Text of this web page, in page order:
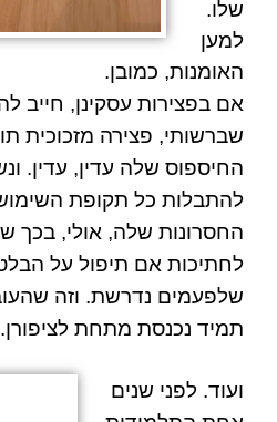
שלו.
למען
האומנות, כמובן.
אם בפצירות עסקינן, חייב
שברשותי, פצירה מזכוכית
החיספוס שלה עדין, עדין.
להתבלות כל תקופת
החסרונות שלה, אולי, בכך
לחתיכות אם תיפול על
תמיד נכנסת מתחת לציפורן.
ועוד. לפני שנים